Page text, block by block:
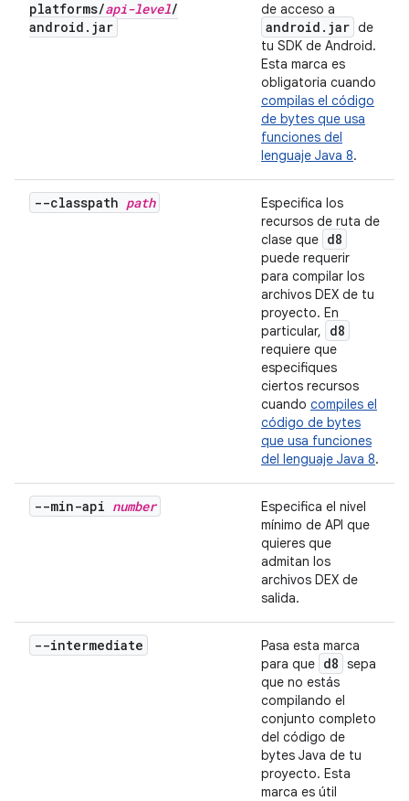
platforms/api-level/
android . jar
de acceso a
android . jar de
tu SDK de Android.
Esta marca es
obligatoria cuando
compilas el código
de bytes que usa
funciones del
lenguaje Java 8.
--classpath path
Especifica los
recursos de ruta de
clase que d8
puede requerir
para compilar los
archivos DEX de tu
proyecto. En
particular,
d8
requiere que
especifiques
ciertos recursos
cuando compiles el
código de bytes
que usa funciones
del lenguaje Java 8.
--min-api number
Especifica el nivel
mínimo de API que
quieres que
admitan los
archivos DEX de
salida.
--intermediate
Pasa esta marca
para que d8 sepa
que no estás
compilando el
conjunto completo
del código de
bytes Java de tu
proyecto. Esta
marca es útil